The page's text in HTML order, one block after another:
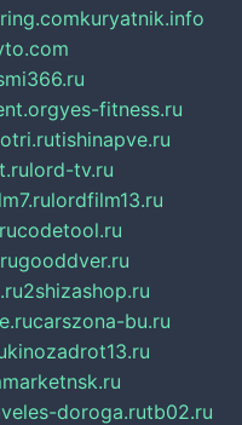
kuryatnik.info
yes-fitness.ru
tishinapve.ru
lord-tv.ru
lordfilm13.ru
codetool.ru
gooddver.ru
2shizashop.ru
carszona-bu.ru
kinozadrot13.ru
veles-doroga.rutb02.ru